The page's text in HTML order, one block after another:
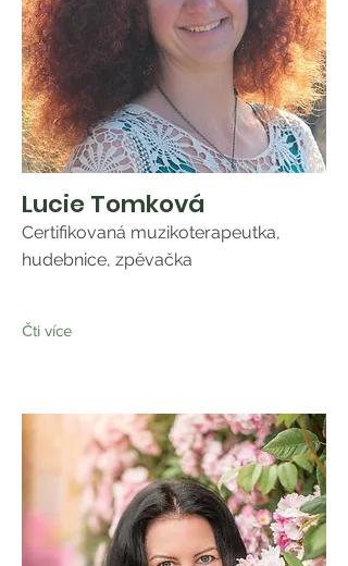
Lucie Tomková
Certifikovaná muzikoterapeutka,
hudebnice, zpěvačka
Čti více